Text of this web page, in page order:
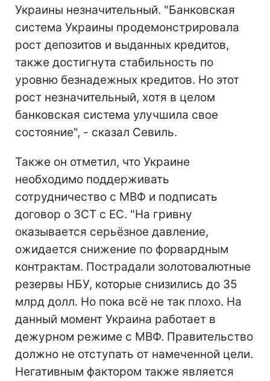
Украины незначительный. "Банковская
система Украины продемонстрировала
рост депозитов и выданных кредитов,
также достигнута стабильность по
уровню безнадежных кредитов. Но этот
рост незначительный, хотя в целом
банковская система улучшила свое
состояние", - сказал Севиль.
Также он отметил, что Украине
необходимо поддерживать
сотрудничество с МВФ и подписать
договор о ЗСТ с ЕС. "На гривну
оказывается серьёзное давление,
ожидается снижение по форвардным
контрактам. Пострадали золотовалютные
резервы НБУ, которые снизились до 35
млрд долл. Но пока всё не так плохо. На
данный момент Украина работает в
дежурном режиме с МВФ. Правительство
должно не отступать от намеченной цели.
Негативным фактором также является